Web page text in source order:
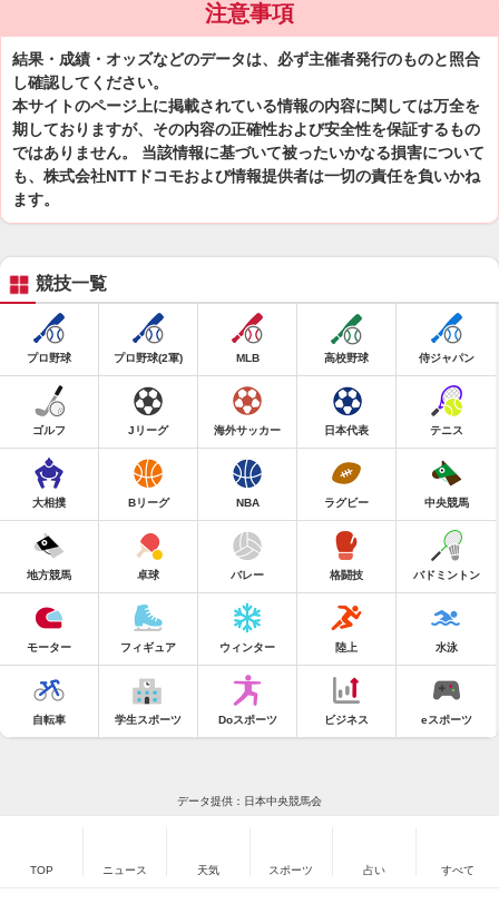
注意事項
結果・成績・オッズなどのデータは、必ず主催者発行のものと照合
し確認してください。
本サイトのページ上に掲載されている情報の内容に関しては万全を
期しておりますが、その内容の正確性および安全性を保証するもの
ではありません。 当該情報に基づいて被ったいかなる損害について
も、株式会社NTTドコモおよび情報提供者は一切の責任を負いかね
ます。
競技一覧
プロ野球 プロ野球(2軍) MLB 高校野球 侍ジャパン
ゴルフ Jリーグ 海外サッカー 日本代表 テニス
大相撲 Bリーグ NBA ラグビー 中央競馬
地方競馬 卓球 バレー 格闘技 バドミントン
モーター フィギュア ウィンター 陸上 水泳
自転車 学生スポーツ Doスポーツ ビジネス eスポーツ
データ提供：日本中央競馬会
TOP ニュース 天気 スポーツ 占い すべて